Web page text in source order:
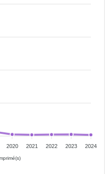
2020 2021 2022 2023 2024